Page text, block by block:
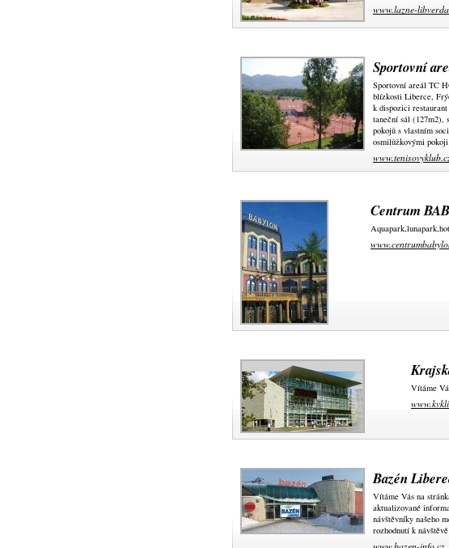
www.lazne-
Sportovní
Sportovní areál TC
blízkosti Liberce,
k dispozici
taneční sál (127m2),
pokojů s vlastním
osmilůžkovými
Centrum
Vítáme
Bazén
Vítáme Vás na
aktualizované
návštěvníky našeho
rozhodnutí k